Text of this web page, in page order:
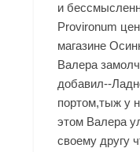
и
Provironum
магазине
Валера
добавил--
портом,тыж у
этом Валера
своему другу